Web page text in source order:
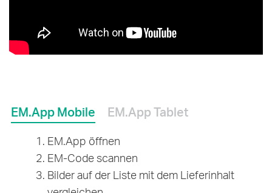
EM.App Mobile EM.App Tablet
EM.App öffnen
EM-Code scannen
Bilder auf der Liste mit dem Lieferinhalt